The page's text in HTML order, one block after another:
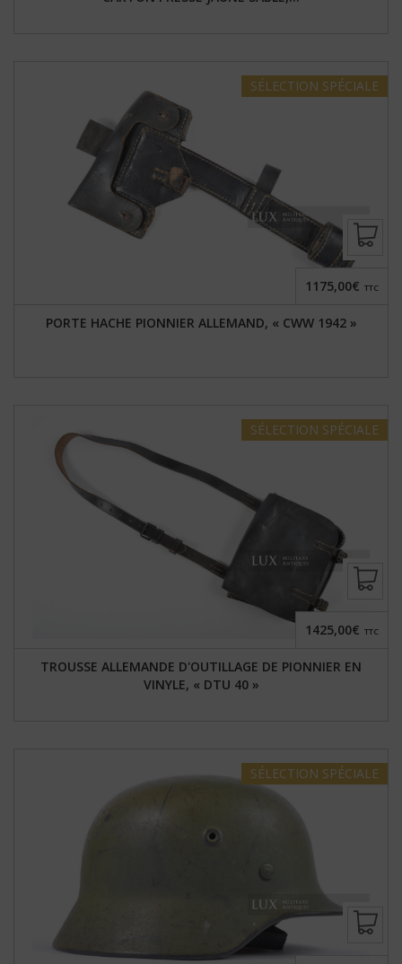
SÉLECTION SPÉCIALE
PORTE HACHE PIONNIER ALLEMAND, « CWW 1942 »
1175,00€ TTC
SÉLECTION SPÉCIALE
TROUSSE ALLEMANDE D'OUTILLAGE DE PIONNIER EN
VINYLE, « DTU 40 »
1425,00€ TTC
SÉLECTION SPÉCIALE